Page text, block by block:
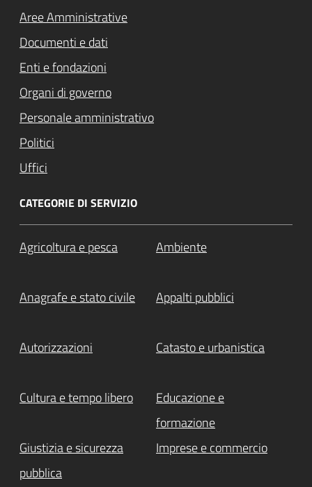
Aree Amministrative
Documenti e dati
Enti e fondazioni
Organi di governo
Personale amministrativo
Politici
Uffici
CATEGORIE DI SERVIZIO
Agricoltura e pesca Ambiente
Anagrafe e stato civile Appalti pubblici
Autorizzazioni Catasto e urbanistica
Cultura e tempo libero
Educazione e
formazione
Giustizia e sicurezza
pubblica
Imprese e commercio